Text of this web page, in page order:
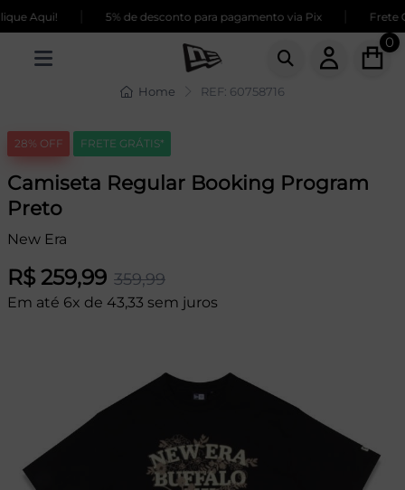
Aqui! 5% de desconto para pagamento via Pix Frete
0
Home REF: 60758716
28% OFF FRETE GRÁTIS*
Camiseta Regular Booking Program
Preto
New Era
R$ 259,99 359,99
Em até 6x de 43,33 sem juros